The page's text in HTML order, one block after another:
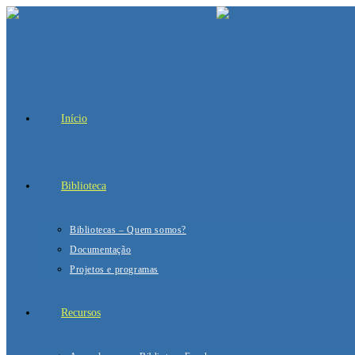
Início
Biblioteca
Bibliotecas – Quem somos?
Documentação
Projetos e programas
Recursos